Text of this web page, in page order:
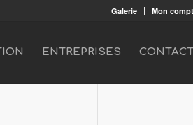
Galerie Mon
ENTREPRISES CONTACT